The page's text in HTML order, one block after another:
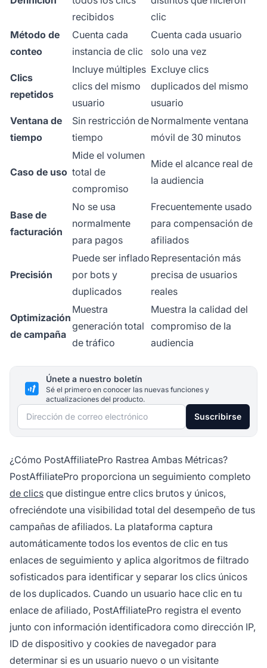
recibidos
clic
Método de
conteo
Cuenta cada
instancia de clic
Cuenta cada usuario
solo una vez
Clics
repetidos
Incluye múltiples
clics del mismo
usuario
Excluye clics
duplicados del mismo
usuario
Ventana de
tiempo
Sin restricción de
tiempo
Normalmente ventana
móvil de 30 minutos
Caso de uso
Mide el volumen
total de
compromiso
Mide el alcance real de
la audiencia
Base de
facturación
No se usa
normalmente
para pagos
Frecuentemente usado
para compensación de
afiliados
Precisión
Puede ser inflado
por bots y
duplicados
Representación más
precisa de usuarios
reales
Optimización
de campaña
Muestra
generación total
de tráfico
Muestra la calidad del
compromiso de la
audiencia
Únete a nuestro boletín
Sé el primero en conocer las nuevas funciones y
actualizaciones del producto.
Dirección de correo electrónico Suscribirse
¿Cómo PostAffiliatePro Rastrea Ambas Métricas?
PostAffiliatePro proporciona un seguimiento completo
de clics que distingue entre clics brutos y únicos,
ofreciéndote una visibilidad total del desempeño de tus
campañas de afiliados. La plataforma captura
automáticamente todos los eventos de clic en tus
enlaces de seguimiento y aplica algoritmos de filtrado
sofisticados para identificar y separar los clics únicos
de los duplicados. Cuando un usuario hace clic en tu
enlace de afiliado, PostAffiliatePro registra el evento
junto con información identificadora como dirección IP,
ID de dispositivo y cookies de navegador para
determinar si es un usuario nuevo o un visitante